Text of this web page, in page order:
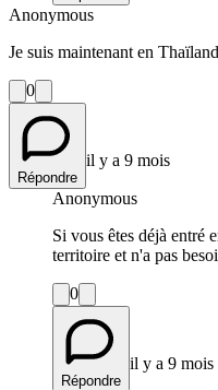
Anonymous
Je suis maintenant en
0
Répondre
il y a 9 mois
Anonymous
Si vous êtes déjà entré
territoire et n'a pas
0
Répondre
il y a 9 mois